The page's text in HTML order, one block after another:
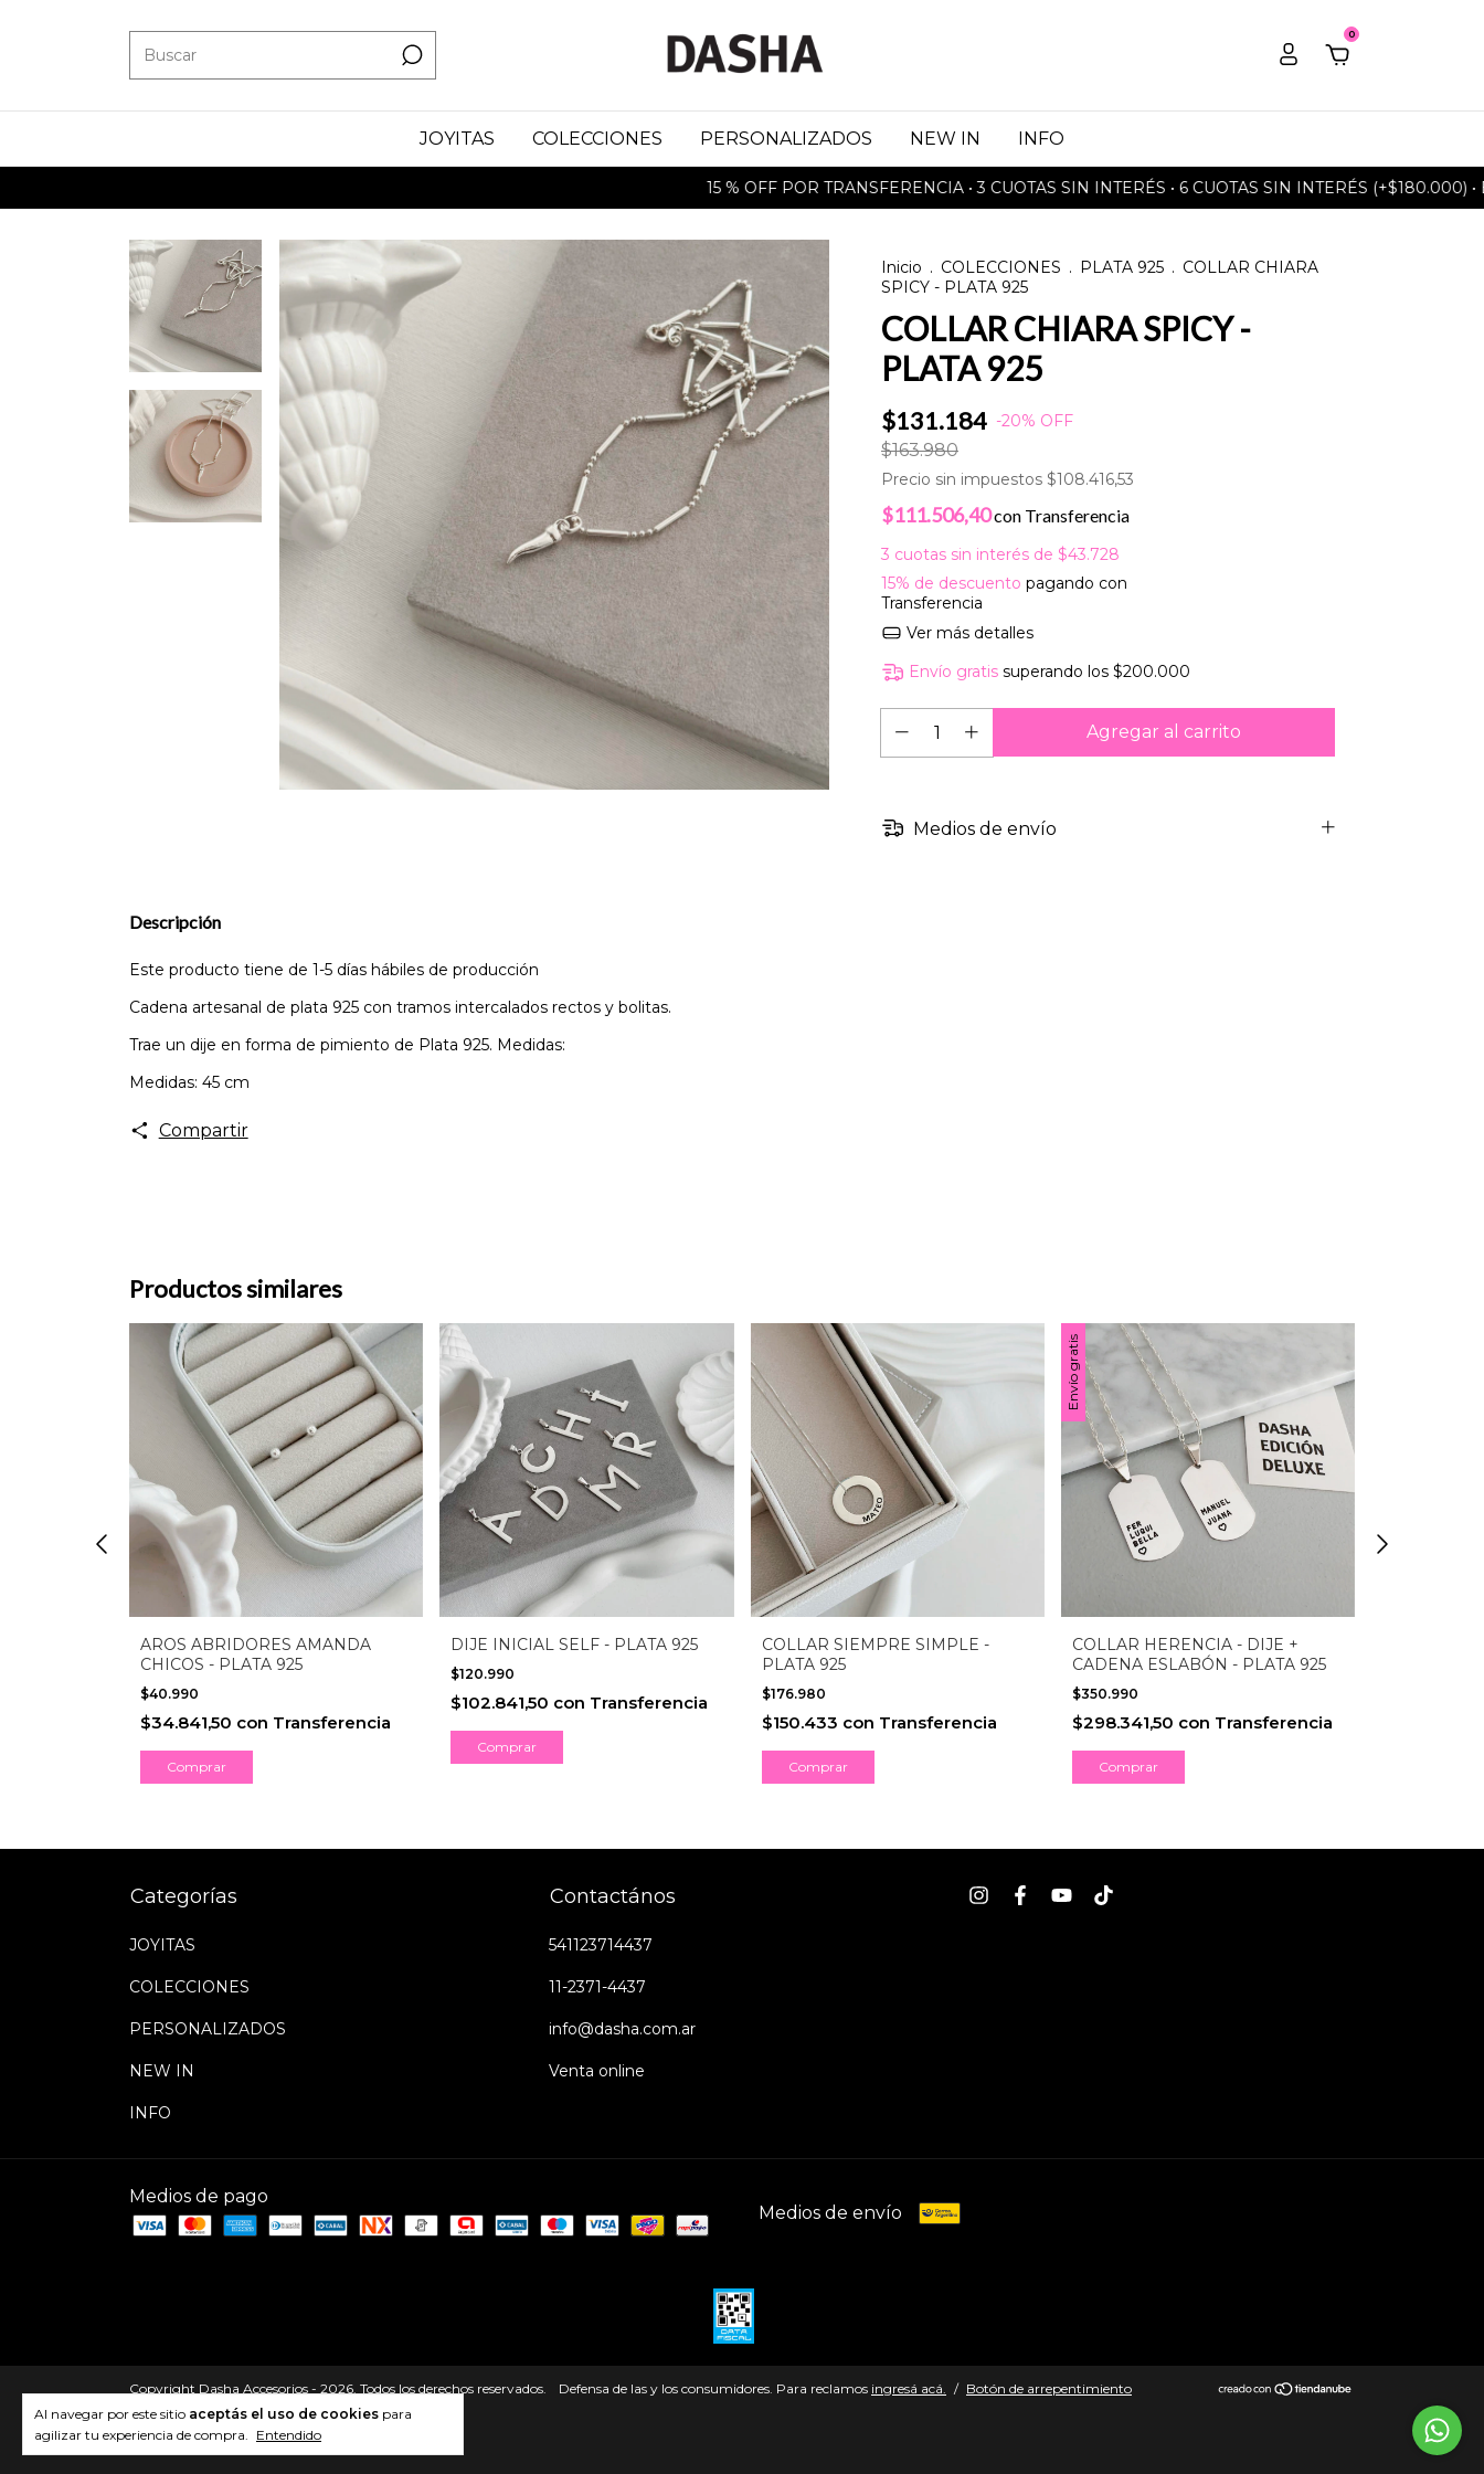
0
JOYITAS COLECCIONES PERSONALIZADOS NEW IN INFO
15 % OFF POR TRANSFERENCIA • 3 CUOTAS SIN INTERÉS • 6 CUOTAS SIN INTERÉS (+$180.000) •
Al navegar por este sitio aceptás el uso de cookies para
agilizar tu experiencia de compra. Entendido
Inicio . COLECCIONES . PLATA 925 . COLLAR CHIARA
SPICY - PLATA 925
COLLAR CHIARA SPICY -
PLATA 925
$131.184 -20% OFF
$163.980
Precio sin impuestos $108.416,53
$111.506,40con Transferencia
3 cuotas sin interés de $43.728
15% de descuento pagando con
Transferencia
Ver más detalles
Envío gratis superando los$200.000
Medios de envío
Descripción
Este producto tiene de 1-5 días hábiles de producción
Cadena artesanal de plata 925 con tramos intercalados rectos y bolitas.
Trae un dije en forma de pimiento de Plata 925. Medidas:
Medidas: 45 cm
Compartir
Productos similares
AROS ABRIDORES AMANDA
CHICOS - PLATA 925
$40.990
$34.841,50 con Transferencia
DIJE INICIAL SELF - PLATA 925
$120.990
$102.841,50 con Transferencia
Comprar
COLLAR SIEMPRE SIMPLE -
PLATA 925
$176.980
$150.433 con Transferencia
Comprar
Envío gratis
COLLAR HERENCIA - DIJE +
CADENA ESLABÓN - PLATA 925
$350.990
$298.341,50 con Transferencia
Comprar
Categorías
JOYITAS
COLECCIONES
PERSONALIZADOS
NEW IN
INFO
Contactános
541123714437
11-2371-4437
info@dasha.com.ar
Venta online
Medios de pago
Medios de envío
Copyright Dasha Accesorios - 2026. Todos los derechos reservados. Defensa de las y los consumidores. Para reclamos ingresá acá. / Botón de arrepentimiento